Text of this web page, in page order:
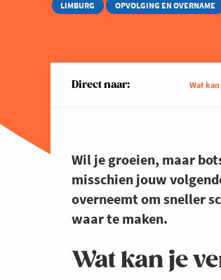
LIMBURG OPVOLGING EN OVERNAME
Direct naar: Wat
Wil je groeien, maar
misschien jouw
overneemt om sneller
waar te maken.
Wat kan je